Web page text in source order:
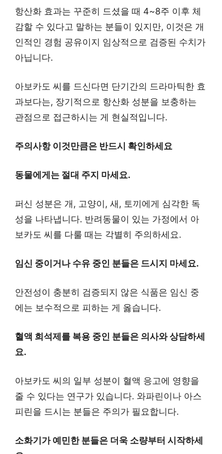
항산화 효과는 꾸준히 드셨을 때 4~8주 이후 체
감할 수 있다고 말하는 분들이 있지만, 이것은 개
인적인 경험 공유이지 임상적으로 검증된 수치가
아닙니다.
아보카도 씨를 드신다면 단기간의 드라마틱한 효
과보다는, 장기적으로 항산화 성분을 보충하는
관점으로 접근하시는 게 현실적입니다.
주의사항 이것만큼은 반드시 확인하세요
동물에게는 절대 주지 마세요.
퍼신 성분은 개, 고양이, 새, 토끼에게 심각한 독
성을 나타냅니다. 반려동물이 있는 가정에서 아
보카도 씨를 다룰 때는 각별히 주의하세요.
임신 중이거나 수유 중인 분들은 드시지 마세요.
안전성이 충분히 검증되지 않은 식품은 임신 중
에는 보수적으로 피하는 게 옳습니다.
혈액 희석제를 복용 중인 분들은 의사와 상담하세
요.
아보카도 씨의 일부 성분이 혈액 응고에 영향을
줄 수 있다는 연구가 있습니다. 와파린이나 아스
피린을 드시는 분들은 주의가 필요합니다.
소화기가 예민한 분들은 더욱 소량부터 시작하세